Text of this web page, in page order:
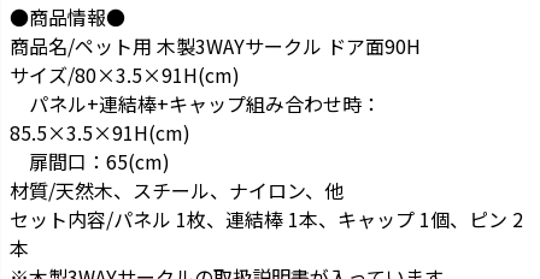
●商品情報●
商品名/ペット用 木製3WAYサークル ドア面90H
サイズ/80×3.5×91H(cm)
パネル+連結棒+キャップ組み合わせ時：
85.5×3.5×91H(cm)
扉間口：65(cm)
材質/天然木、スチール、ナイロン、他
セット内容/パネル 1枚、連結棒 1本、キャップ 1個、ピン 2
本